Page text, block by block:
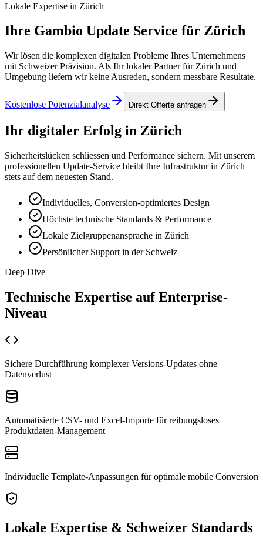
Lokale Expertise in Zürich
Ihre Gambio Update Service für Zürich
Wir lösen die komplexen digitalen Probleme Ihres Unternehmens
mit Schweizer Präzision. Als Ihr lokaler Partner für Zürich und
Umgebung liefern wir keine Ausreden, sondern messbare Resultate.
Kostenlose Potenzialanalyse Direkt Offerte anfragen
Ihr digitaler Erfolg in Zürich
Sicherheitslücken schliessen und Performance sichern. Mit unserem
professionellen Update-Service bleibt Ihre Infrastruktur in Zürich
stets auf dem neuesten Stand.
Individuelles, Conversion-optimiertes Design
Höchste technische Standards & Performance
Lokale Zielgruppenansprache in Zürich
Persönlicher Support in der Schweiz
Deep Dive
Technische Expertise auf Enterprise-
Niveau
Sichere Durchführung komplexer Versions-Updates ohne
Datenverlust
Automatisierte CSV- und Excel-Importe für reibungsloses
Produktdaten-Management
Individuelle Template-Anpassungen für optimale mobile Conversion
Lokale Expertise & Schweizer Standards